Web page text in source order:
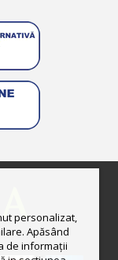
personalizat,
Apăsând
de informații